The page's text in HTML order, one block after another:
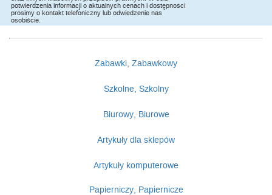
potwierdzenia informacji o aktualnych cenach i dostępności
prosimy o kontakt telefoniczny lub odwiedzenie nas
osobiście.
Zabawki, Zabawkowy
Szkolne, Szkolny
Biurowy, Biurowe
Artykuły dla sklepów
Artykuły komputerowe
Papierniczy, Papiernicze